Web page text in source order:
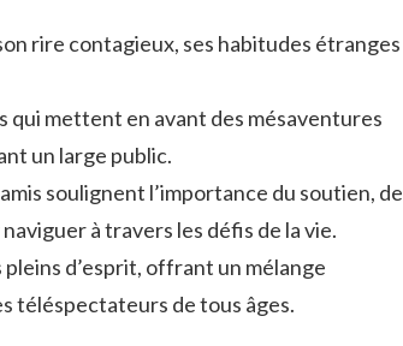
rire contagieux, ses habitudes étranges
qui mettent en avant des mésaventures
un large public.
soulignent l’importance du soutien, de
à travers les défis de la vie.
d’esprit, offrant un mélange
téléspectateurs de tous âges.